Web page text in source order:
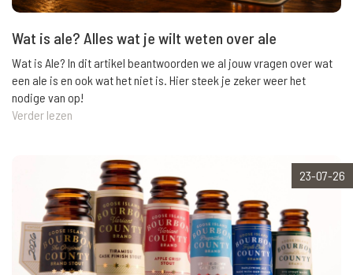
Wat is ale? Alles wat je wilt weten over ale
Wat is Ale? In dit artikel beantwoorden we al jouw vragen over wat
een ale is en ook wat het niet is. Hier steek je zeker weer het
nodige van op!
Verder lezen
23-07-26